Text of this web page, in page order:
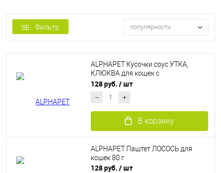
Фильтр популярности
ALPHAPET Кусочки соус УТКА,
КЛЮКВА для кошек с
чувствительным пищеварением 80
128 руб. / шт
В корзину
ALPHAPET Паштет ЛОСОСЬ для
кошек 80 г
128 руб. / шт